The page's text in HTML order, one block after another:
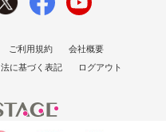
ご利用規約
会社概要
に基づく表記 ログアウト